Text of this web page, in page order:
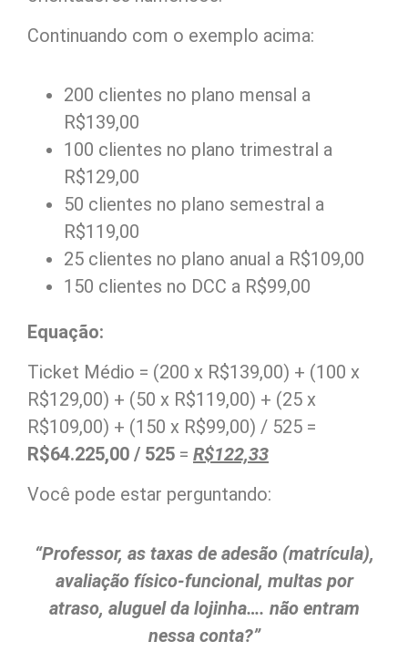
Continuando com o exemplo acima:
200 clientes no plano mensal a
R$139,00
100 clientes no plano trimestral a
R$129,00
50 clientes no plano semestral a
R$119,00
25 clientes no plano anual a R$109,00
150 clientes no DCC a R$99,00
Equação:
Ticket Médio = (200 x R$139,00) + (100 x
R$129,00) + (50 x R$119,00) + (25 x
R$109,00) + (150 x R$99,00) / 525 =
R$64.225,00 / 525 = R$122,33
Você pode estar perguntando:
“Professor, as taxas de adesão (matrícula),
avaliação físico-funcional, multas por
atraso, aluguel da lojinha…. não entram
nessa conta?”